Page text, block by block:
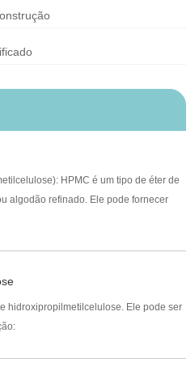
HPMC é um tipo de éter de
algodão refinado. Ele pode fornecer
hidroxipropilmetilcelulose. Ele pode ser